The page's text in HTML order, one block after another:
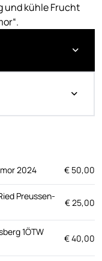
und kühle Frucht
2024 € 50,00
Preussen-
€ 25,00
1ÖTW
€ 40,00